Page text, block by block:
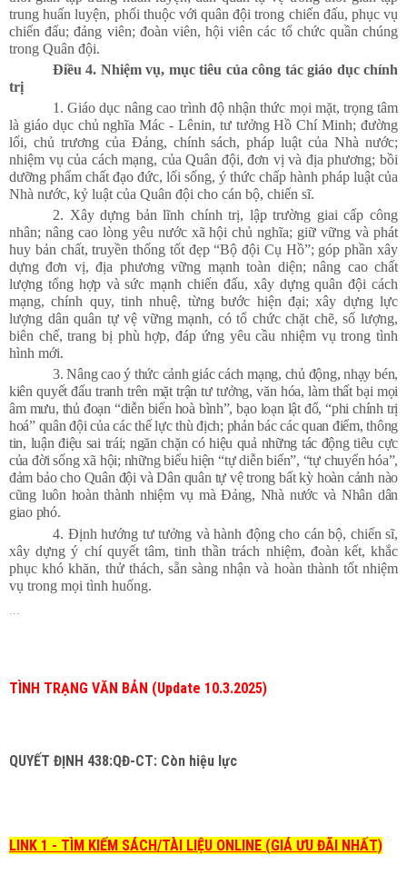
trung huấn luyện, phối thuộc với quân đội trong chiến đấu, phục vụ
chiến đấu; đảng viên; đoàn viên, hội viên các tổ chức quần chúng
trong Quân đội.
Điều 4. Nhiệm vụ, mục tiêu của công tác giáo dục chính
trị
1. Giáo dục nâng cao trình độ nhận thức mọi mặt, trọng tâm
là giáo dục chủ nghĩa Mác - Lênin, tư tưởng Hồ Chí Minh; đường
lối, chủ trương của Đảng, chính sách, pháp luật của Nhà nước;
nhiệm vụ của cách mạng, của Quân đội, đơn vị và địa phương; bồi
dưỡng phẩm chất đạo đức, lối sống, ý thức chấp hành pháp luật của
Nhà nước, kỷ luật của Quân đội cho cán bộ, chiến sĩ.
2. Xây dựng bản lĩnh chính trị, lập trường giai cấp công
nhân; nâng cao lòng yêu nước xã hội chủ nghĩa; giữ vững và phát
huy bản chất, truyền thống tốt đẹp “Bộ đội Cụ Hồ”; góp phần xây
dựng đơn vị, địa phương vững mạnh toàn diện; nâng cao chất
lượng tổng hợp và sức mạnh chiến đấu, xây dựng quân đội cách
mạng, chính quy, tinh nhuệ, từng bước hiện đại; xây dựng lực
lượng dân quân tự vệ vững mạnh, có tổ chức chặt chẽ, số lượng,
biên chế, trang bị phù hợp, đáp ứng yêu cầu nhiệm vụ trong tình
hình mới.
3. Nâng cao ý thức cảnh giác cách mạng, chủ động, nhạy bén,
kiên quyết đấu tranh trên mặt trận tư tưởng, văn hóa, làm thất bại mọi
âm mưu, thủ đoạn “diễn biến hoà bình”, bạo loạn lật đổ, “phi chính trị
hoá” quân đội của các thế lực thù địch; phản bác các quan điểm, thông
tin, luận điệu sai trái; ngăn chặn có hiệu quả những tác động tiêu cực
của đời sống xã hội; những biểu hiện “tự diễn biến”, “tự chuyển hóa”,
đảm bảo cho Quân đội và Dân quân tự vệ trong bất kỳ hoàn cảnh nào
cũng luôn hoàn thành nhiệm vụ mà Đảng, Nhà nước và Nhân dân
giao phó.
4. Định hướng tư tưởng và hành động cho cán bộ, chiến sĩ,
xây dựng ý chí quyết tâm, tinh thần trách nhiệm, đoàn kết, khắc
phục khó khăn, thử thách, sẵn sàng nhận và hoàn thành tốt nhiệm
vụ trong mọi tình huống.
TÌNH TRẠNG VĂN BẢN (Update 10.3.2025)
QUYẾT ĐỊNH 438:QĐ-CT: Còn hiệu lực
LINK 1 - TÌM KIẾM SÁCH/TÀI LIỆU ONLINE (GIÁ ƯU ĐÃI NHẤT)